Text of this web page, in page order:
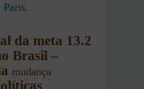
Paris.
da meta 13.2
Brasil –
mudança